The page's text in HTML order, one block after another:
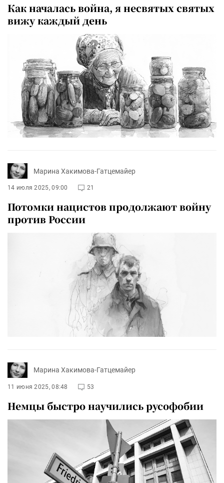
Как началась война, я несвятых святых
вижу каждый день
Марина Хакимова-Гатцемайер
14 июля 2025, 09:00 21
Потомки нацистов продолжают войну
против России
Марина Хакимова-Гатцемайер
11 июня 2025, 08:48 53
Немцы быстро научились русофобии